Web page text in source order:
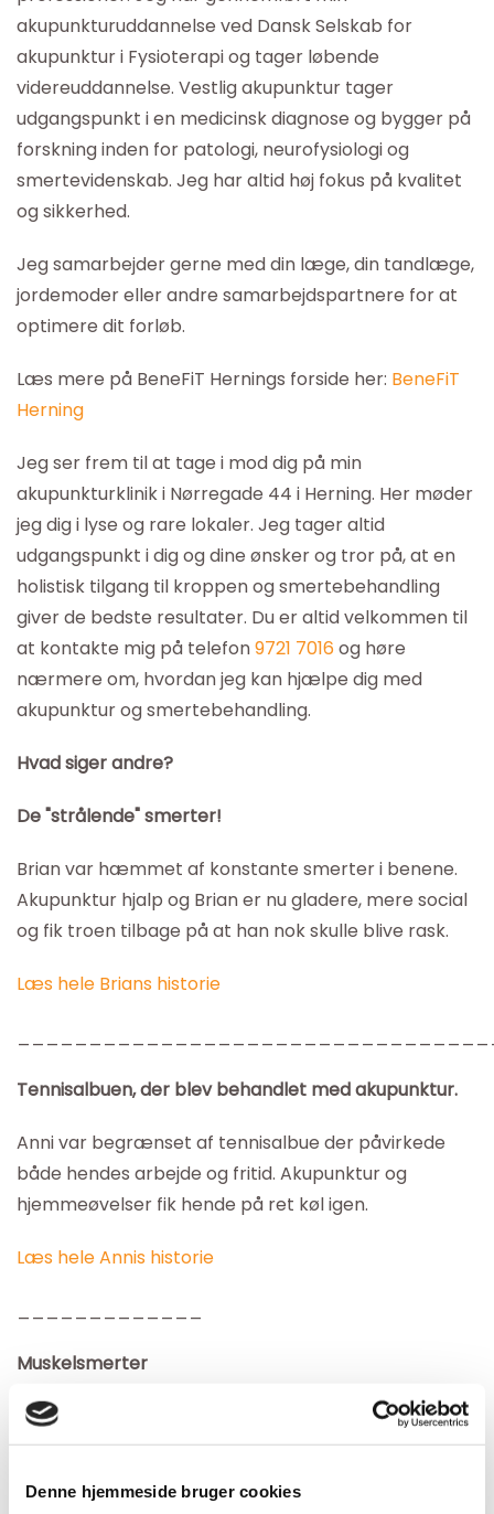
Denne hjemmeside bruger cookies
akupunkturuddannelse ved Dansk Selskab for
akupunktur i Fysioterapi og tager løbende
videreuddannelse. Vestlig akupunktur tager
udgangspunkt i en medicinsk diagnose og bygger på
forskning inden for patologi, neurofysiologi og
smertevidenskab. Jeg har altid høj fokus på kvalitet
og sikkerhed.
Jeg samarbejder gerne med din læge, din tandlæge,
jordemoder eller andre samarbejdspartnere for at
optimere dit forløb.
Læs mere på BeneFiT Hernings forside her: BeneFiT
Herning
Jeg ser frem til at tage i mod dig på min
akupunkturklinik i Nørregade 44 i Herning. Her møder
jeg dig i lyse og rare lokaler. Jeg tager altid
udgangspunkt i dig og dine ønsker og tror på, at en
holistisk tilgang til kroppen og smertebehandling
giver de bedste resultater. Du er altid velkommen til
at kontakte mig på telefon9721 7016 og høre
nærmere om, hvordan jeg kan hjælpe dig med
akupunktur og smertebehandling.
Hvad siger andre?
De "strålende" smerter!
Brian var hæmmet af konstante smerter i benene.
Akupunktur hjalp og Brian er nu gladere, mere social
og fik troen tilbage på at han nok skulle blive rask.
Læs hele Brians historie
Tennisalbuen, der blev behandlet med akupunktur.
Anni var begrænset af tennisalbue der påvirkede
både hendes arbejde og fritid. Akupunktur og
hjemmeøvelser fik hende på ret køl igen.
Læs hele Annis historie
Muskelsmerter
Marie fik has på sine muskelsmerter med
akupunktur.
Læs hele Maries historie